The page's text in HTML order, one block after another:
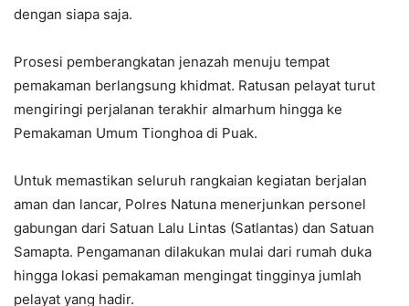
dengan siapa saja.
Prosesi pemberangkatan jenazah menuju tempat
pemakaman berlangsung khidmat. Ratusan pelayat turut
mengiringi perjalanan terakhir almarhum hingga ke
Pemakaman Umum Tionghoa di Puak.
Untuk memastikan seluruh rangkaian kegiatan berjalan
aman dan lancar, Polres Natuna menerjunkan personel
gabungan dari Satuan Lalu Lintas (Satlantas) dan Satuan
Samapta. Pengamanan dilakukan mulai dari rumah duka
hingga lokasi pemakaman mengingat tingginya jumlah
pelayat yang hadir.